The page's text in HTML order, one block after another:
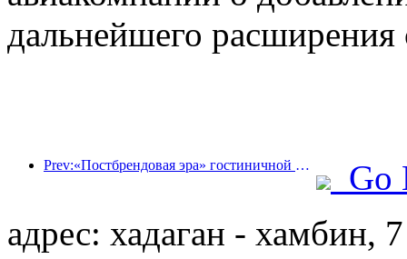
дальнейшего
Prev:«Постбрендовая эра» гостиничной индустрии: от масштабного расширения к эффективности в первую очередь
Go
адрес: хадаган - хамбин,